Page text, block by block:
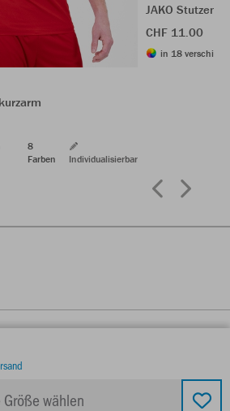
wählen
8
Farben
Individualisierbar
JAKO
CHF 11.00
in 18